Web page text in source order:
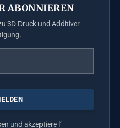
ABONNIEREN
3D-Druck und Additiver
und akzeptiere l’